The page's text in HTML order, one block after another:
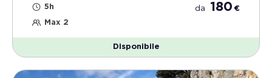
5h
Max 2
da 180 €
Disponibile